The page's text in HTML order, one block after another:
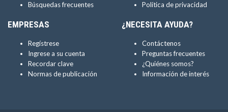
Búsquedas frecuentes
Política de privacidad
EMPRESAS
Regístrese
Ingrese a su cuenta
Recordar clave
Normas de publicación
¿NECESITA AYUDA?
Contáctenos
Preguntas frecuentes
¿Quiénes somos?
Información de interés